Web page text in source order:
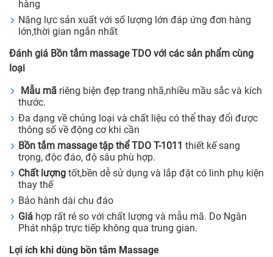
hàng
Năng lực sản xuất với số lượng lớn đáp ứng đơn hàng
lớn,thời gian ngắn nhất
Đánh giá Bồn tắm massage TDO với các sản phẩm cùng
loại
Mẫu mã riêng biện đẹp trang nhã,nhiều mầu sắc và kích
thước.
Đa dạng về chủng loại và chất liệu có thể thay đổi được
thông số về động cơ khi cần
Bồn tắm massage tập thể TDO T-1011 thiết kế sang
trọng, độc đáo, độ sâu phù hợp.
Chất lượng tốt,bền dễ sử dụng và lắp đặt có linh phụ kiện
thay thế
Bảo hành dài chu đáo
Giá hợp rất rẻ so với chất lượng và mẫu mã. Do Ngân
Phát nhập trực tiếp không qua trung gian.
Lợi ích khi dùng bồn tắm Massage